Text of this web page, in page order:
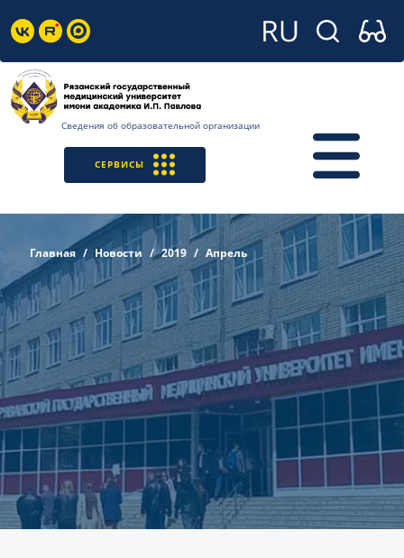
Сведения об образовательной организации
СЕРВИСЫ
Главная Новости 2019 Апрель